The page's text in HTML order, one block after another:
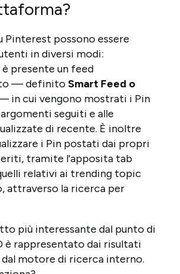
Pinterest possono essere
in diversi modi:
presente un feed
— definito Smart Feed o
in cui vengono mostrati i Pin
seguiti e alle
di recente. È inoltre
i Pin postati dai propri
tramite l'apposita tab
relativi ai trending topic
attraverso la ricerca per
più interessante dal punto di
è rappresentato dai risultati
motore di ricerca interno.